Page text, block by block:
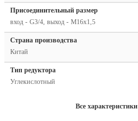
Присоединительный размер
вход - G3/4, выход - M16x1,5
Страна производства
Китай
Тип редуктора
Углекислотный
Все характеристики